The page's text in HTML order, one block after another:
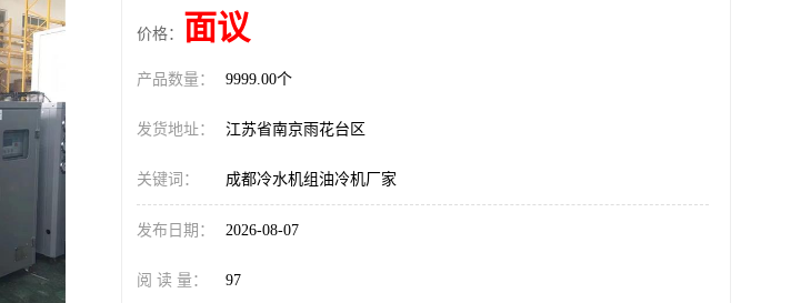
价格： 面议
产品数量： 9999.00个
发货地址： 江苏省南京雨花台区
关键词： 成都冷水机组油冷机厂家
发布日期： 2026-08-07
阅 读 量： 97